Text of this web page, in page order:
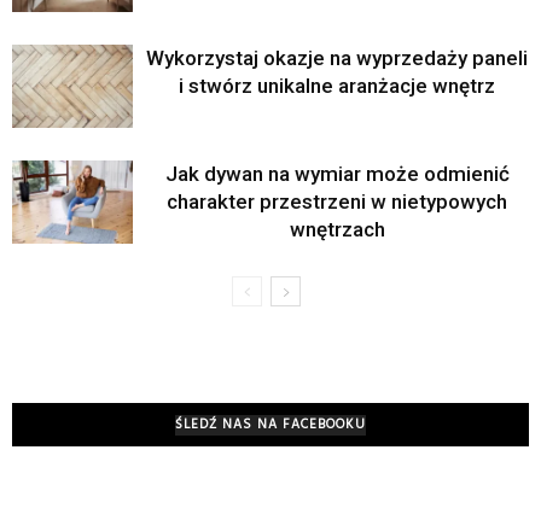
Wykorzystaj okazje na wyprzedaży paneli
i stwórz unikalne aranżacje wnętrz
Jak dywan na wymiar może odmienić
charakter przestrzeni w nietypowych
wnętrzach
ŚLEDŹ NAS NA FACEBOOKU